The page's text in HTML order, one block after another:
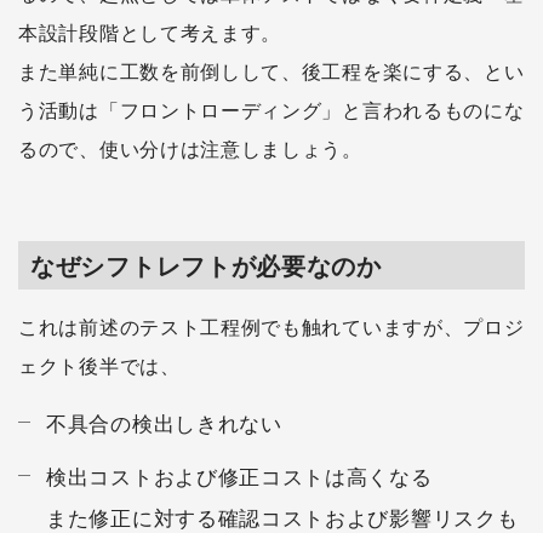
本設計段階として考えます。
また単純に工数を前倒しして、後工程を楽にする、とい
う活動は「フロントローディング」と言われるものにな
るので、使い分けは注意しましょう。
なぜシフトレフトが必要なのか
これは前述のテスト工程例でも触れていますが、プロジ
ェクト後半では、
不具合の検出しきれない
検出コストおよび修正コストは高くなる
また修正に対する確認コストおよび影響リスクも